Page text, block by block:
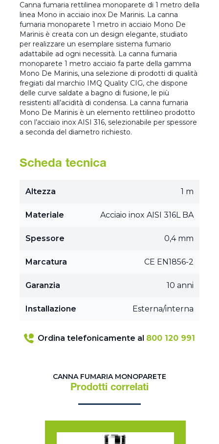
Canna fumaria rettilinea monoparete di 1 metro della
linea Mono in acciaio inox De Marinis. La canna
fumaria monoparete 1 metro in acciaio Mono De
Marinis è creata con un design elegante, studiato
per realizzare un esemplare sistema fumario
adattabile ad ogni necessità. La canna fumaria
monoparete 1 metro acciaio fa parte della gamma
Mono De Marinis, una selezione di prodotti di qualità
fregiati dal marchio IMQ Quality CIG, che dispone
delle curve saldate a bagno di fusione, le più
resistenti all’acidità di condensa. La canna fumaria
Mono De Marinis è un elemento rettilineo prodotto
con l’acciaio inox AISI 316, selezionabile per spessore
a seconda del diametro richiesto.
Scheda tecnica
Altezza 1 m
Materiale Acciaio inox AISI 316L BA
Spessore 0,4 mm
Marcatura CE EN1856-2
Garanzia 10 anni
Installazione Esterna/interna
Ordina telefonicamente al 800 120 991
CANNA FUMARIA MONOPARETE
Prodotti correlati